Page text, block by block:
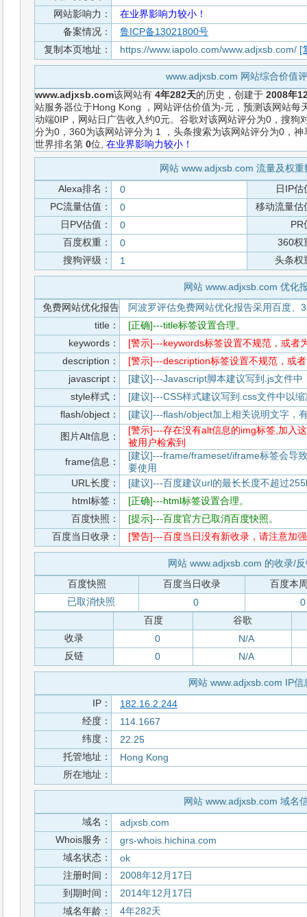
网站影响力：
在业界影响力较小！
备案情况：
鲁ICP备13021800号
复制本页地址：
https://www.iapolo.com/www.adjxsb.com/ [
www.adjxsb.com 网站综合价值
www.adjxsb.com该网站有 4年282天的历史，创建于 2008年
站服务器位于Hong Kong ，网站评估价值为-元，预测该网站每
动端0IP，网站日广告收入约0元。谷歌对该网站评分为0，搜狗
分为0，360为该网站评分为 1 ，头条搜索为该网站评分为0，
世界排名第 0位, 在业界影响力较小！
网站 www.adjxsb.com 流量及权重
Alexa排名：
0
日IP估
PC流量估值：
0
移动流量估
日PV估值：
0
PR
百度权重：
0
360权
搜狗评级：
1 头条权
网站 www.adjxsb.com 优化
免费网站优化报告
阿波罗评估免费网站优化报告采用百度、
title：
[正确]---title标签设置合理。
keywords：
[警示]---keywords标签设置不规范，或者
description：
[警示]---description标签设置不规范，或
javascript：
[建议]---Javascript脚本建议写到.js文件中
style样式：
[建议]---CSS样式建议写到.css文件中以
flash/object：
[建议]---flash/object加上相关说明文字，
图片Alt信息：
[警示]---存在没有alt信息的img标签,加入
被用户检索到
frame信息：
[建议]---frame/frameset/iframe标签会导
要使用
URL长度：
[建议]---百度建议url的最长长度不超过
html标签：
[正确]---html标签设置合理。
百度快照：
[提示]---百度官方已取消百度快照。
百度当日收录：
[警告]---百度当日没有新收录，请注意加
网站 www.adjxsb.com 的收录/
百度快照
百度当日收录
百度本
已取消快照
0
0
百度
谷歌
收录
0
N/A
反链
0 N/A
网站 www.adjxsb.com IP信
IP：
182.16.2.244
经度：
114.1667
纬度：
22.25
托管地址：
Hong Kong
所在地址：
网站 www.adjxsb.com 域名
域名：
adjxsb.com
Whois服务：
grs-whois.hichina.com
域名状态：
ok
注册时间：
2008年12月17日
到期时间：
2014年12月17日
域名年龄：
4年282天